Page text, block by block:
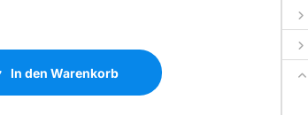
- NEW quantity
In den Warenkorb